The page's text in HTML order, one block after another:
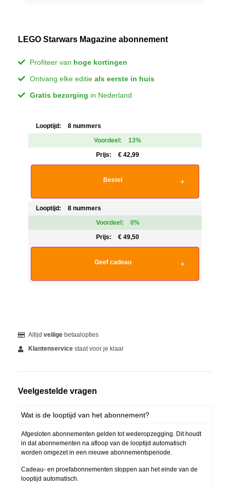
LEGO Starwars Magazine abonnement
Profiteer van hoge kortingen
Ontvang elke editie als eerste in huis
Gratis bezorging in Nederland
Looptijd:
8 nummers
Voordeel:
13%
Prijs:
€ 42,99
Bestel
Looptijd:
8 nummers
Voordeel:
0%
Prijs:
€ 49,50
Geef cadeau
Altijd veilige betaalopties
Klantenservice staat voor je klaar
Veelgestelde vragen
Wat is de looptijd van het abonnement?
Afgesloten abonnementen gelden tot wederopzegging. Dit houdt
in dat abonnementen na afloop van de looptijd automatisch
worden omgezet in een nieuwe abonnementsperiode.
Cadeau- en proefabonnementen stoppen aan het einde van de
looptijd automatisch.